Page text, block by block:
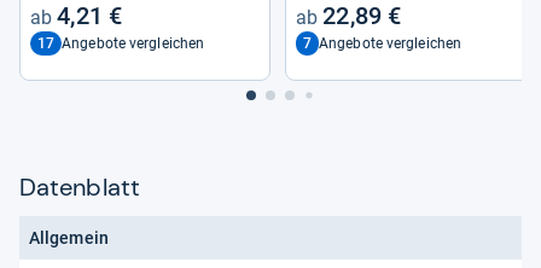
4,21 €
17 Angebote vergleichen
22,89 €
7 Angebote vergleichen
Datenblatt
Allgemein